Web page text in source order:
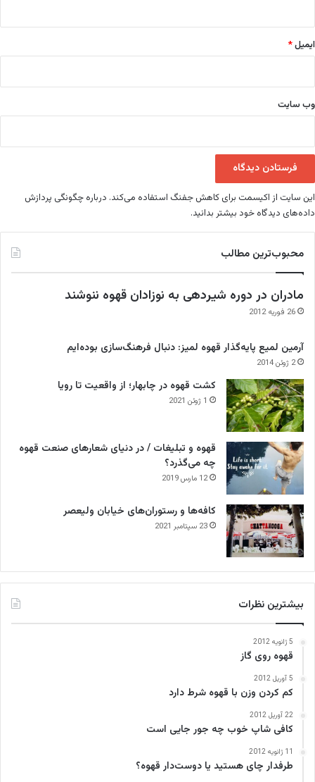
ایمیل*
وب‌ سایت
این سایت از اکیسمت برای کاهش جفنگ استفاده می‌کند. درباره چگونگی پردازش
داده‌های دیدگاه خود بیشتر بدانید.
محبوب‌ترین مطالب
مادران در دوره شیردهی به نوزادان قهوه ننوشند
26 فوریه 2012
آرمین لمیع پایه‌گذار قهوه لمیز: دنبال فرهنگ‌سازی بوده‌ایم
2 ژوئن 2014
کشت قهوه در چابهار؛ از واقعیت تا رویا
1 ژوئن 2021
قهوه و تبلیغات / در دنیای شعارهای صنعت قهوه
چه می‌گذرد؟
12 مارس 2019
کافه‌ها و رستوران‌های خیابان ولیعصر
23 سپتامبر 2021
بیشترین نظرات
5 ژانویه 2012
قهوه روی گاز
5 آوریل 2012
کم کردن وزن با قهوه شرط دارد
22 آوریل 2012
کافی‌ شاپ خوب چه جور جایی است
11 ژانویه 2012
طرفدار چای هستید یا دوست‌دار قهوه؟